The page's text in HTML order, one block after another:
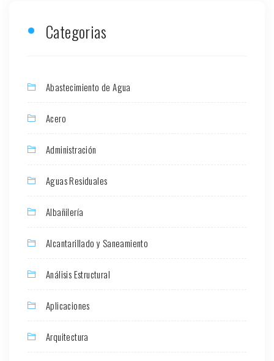
Categorias
Abastecimiento de Agua
Acero
Administración
Aguas Residuales
Albañilería
Alcantarillado y Saneamiento
Análisis Estructural
Aplicaciones
Arquitectura